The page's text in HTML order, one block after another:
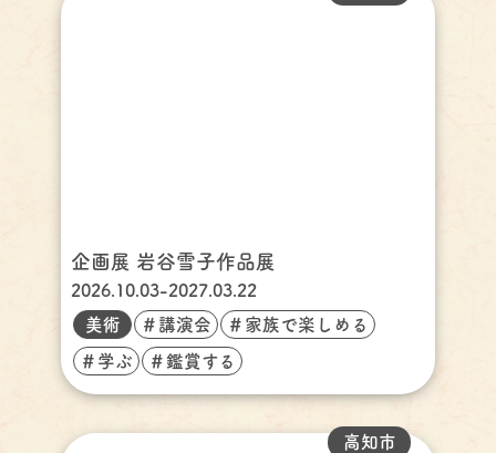
企画展 岩谷雪子作品展
2026.10.03-2027.03.22
美術
＃講演会 ＃家族で楽しめる
＃学ぶ ＃鑑賞する
高知市